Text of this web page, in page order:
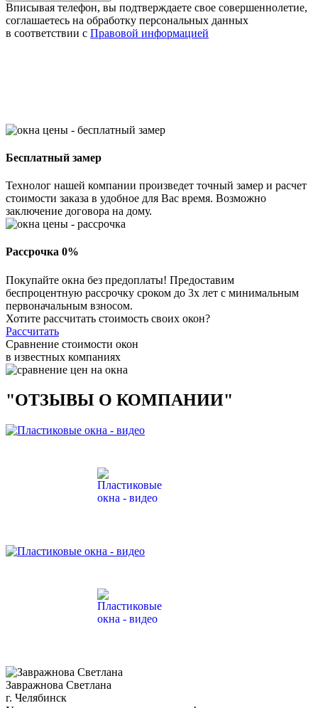
Вписывая телефон, вы подтверждаете свое совершеннолетие,
соглашаетесь на обработку персональных данных
в соответствии с Правовой информацией
Бесплатный замер
Технолог нашей компании произведет точный замер и расчет
стоимости заказа в удобное для Вас время. Возможно
заключение договора на дому.
Рассрочка 0%
Покупайте окна без предоплаты! Предоставим
беспроцентную рассрочку сроком до 3х лет с минимальным
первоначальным взносом.
Хотите рассчитать стоимость своих окон?
Рассчитать
Сравнение стоимости окон
в известных компаниях
"ОТЗЫВЫ О КОМПАНИИ"
Завражнова Светлана
г. Челябинск